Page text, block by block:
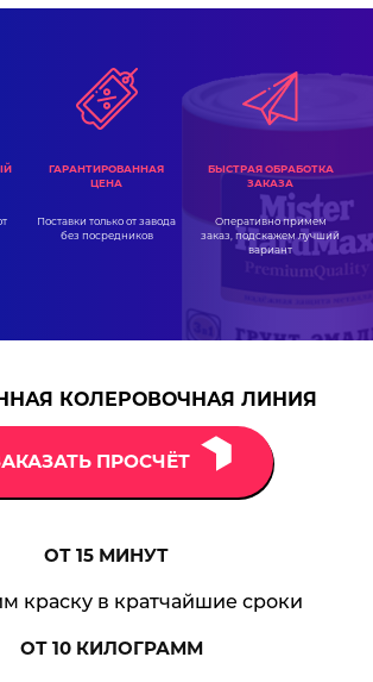
ГАРАНТИРОВАННАЯ
ЦЕНА
Поставки только от завода
без посредников
БЫСТРАЯ ОБРАБОТКА
ЗАКАЗА
Оперативно примем
заказ, подскажем лучший
вариант
КОЛЕРОВОЧНАЯ ЛИНИЯ
ПРОСЧЁТ
ОТ 15 МИНУТ
краску в кратчайшие сроки
ОТ 10КИЛОГРАММ